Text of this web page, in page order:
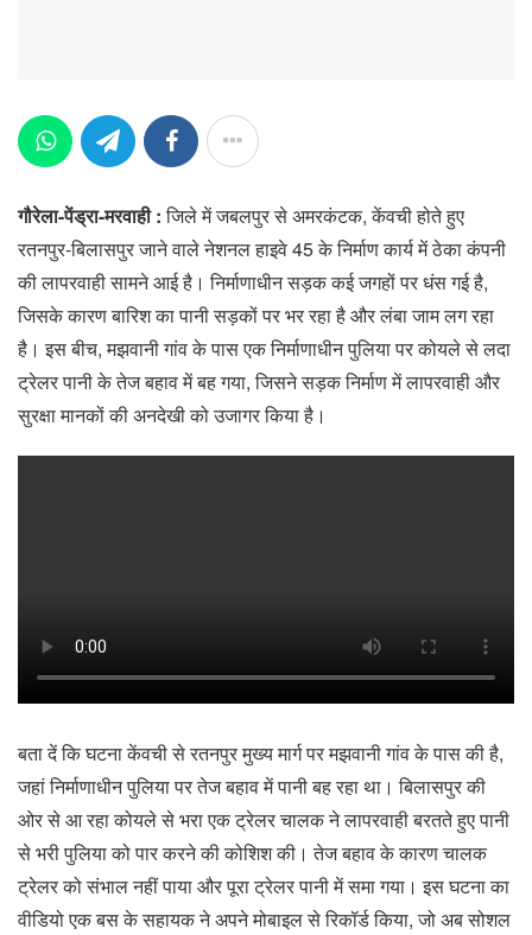
गौरेला-पेंड्रा-मरवाही :जिले में जबलपुर से अमरकंटक, केंवची होते हुए
रतनपुर-बिलासपुर जाने वाले नेशनल हाइवे 45 के निर्माण कार्य में ठेका कंपनी
की लापरवाही सामने आई है। निर्माणाधीन सड़क कई जगहों पर धंस गई है,
जिसके कारण बारिश का पानी सड़कों पर भर रहा है और लंबा जाम लग रहा
है। इस बीच, मझवानी गांव के पास एक निर्माणाधीन पुलिया पर कोयले से लदा
ट्रेलर पानी के तेज बहाव में बह गया, जिसने सड़क निर्माण में लापरवाही और
सुरक्षा मानकों की अनदेखी को उजागर किया है।
बता दें कि घटना केंवची से रतनपुर मुख्य मार्ग पर मझवानी गांव के पास की है,
जहां निर्माणाधीन पुलिया पर तेज बहाव में पानी बह रहा था। बिलासपुर की
ओर से आ रहा कोयले से भरा एक ट्रेलर चालक ने लापरवाही बरतते हुए पानी
से भरी पुलिया को पार करने की कोशिश की। तेज बहाव के कारण चालक
ट्रेलर को संभाल नहीं पाया और पूरा ट्रेलर पानी में समा गया। इस घटना का
वीडियो एक बस के सहायक ने अपने मोबाइल से रिकॉर्ड किया, जो अब सोशल